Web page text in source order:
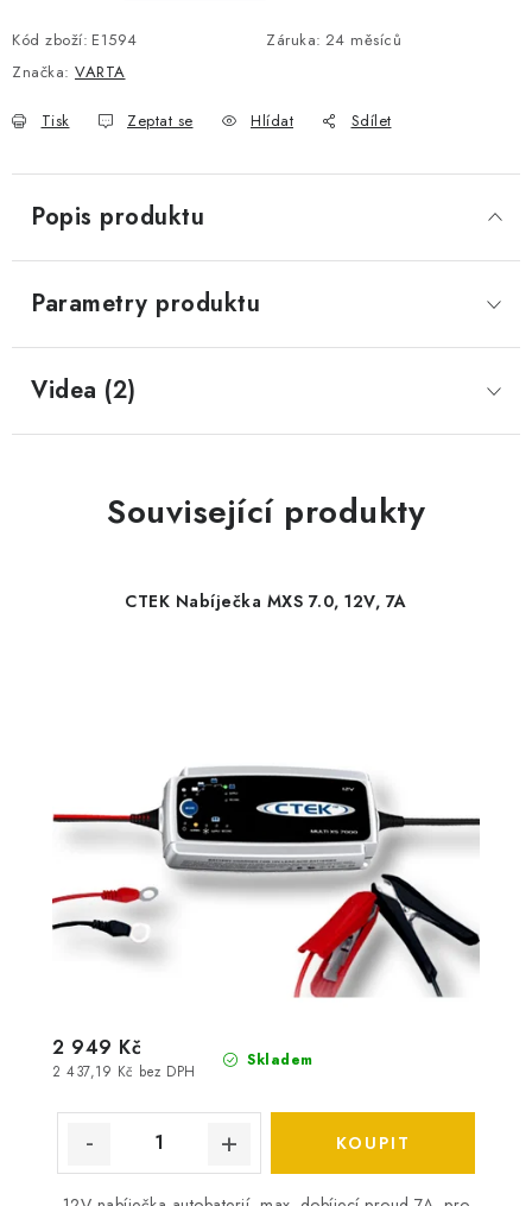
ZPĚTNÝ ODBĚR ELEKTROZAŘÍZENÍ A BATERIÍ
Kód zboží: E1594 Záruka: 24 měsíců
Značka: VARTA
Tisk Zeptat se Hlídat Sdílet
Popis produktu
Parametry produktu
Videa (2)
Související produkty
CTEK Nabíječka MXS 7.0, 12V, 7A
Skladem
2 437,19 Kč bez DPH
2 949 Kč